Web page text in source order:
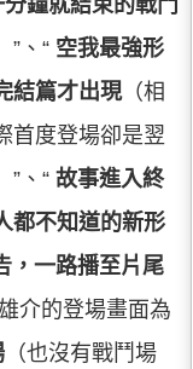
鐘就結束的戰鬥
”、“ 空我最強形
結篇才出現（相
首度登場卻是翌
、“ 故事進入終
都不知道的新形
，一路播至片尾
介的登場畫面為
（也沒有戰鬥場